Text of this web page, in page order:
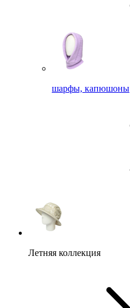
шарфы, капюшоны
Летняя коллекция